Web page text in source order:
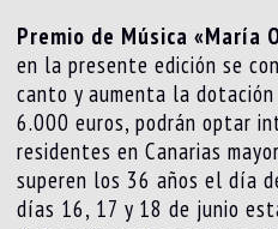
Premio de Música «María
en la presente edición se
canto y aumenta la
6.000 euros, podrán optar
residentes en Canarias
superen los 36 años el día
días 16, 17 y 18 de junio